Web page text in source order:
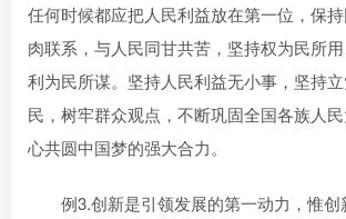
任何时候都应把人民利益放在第一位，保
肉联系，与人民同甘共苦，坚持权为民所用
利为民所谋。坚持人民利益无小事，坚持
民，树牢群众观点，不断巩固全国各族人
心共圆中国梦的强大合力。
例3.创新是引领发展的第一动力，惟